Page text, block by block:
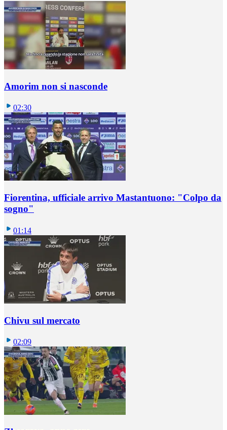
Amorim non si nasconde
02:30
Fiorentina, ufficiale arrivo Mastantuono: "Colpo da
sogno"
01:14
Chivu sul mercato
02:09